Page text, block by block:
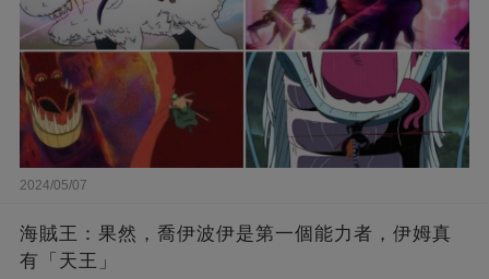
2024/05/07
海賊王：果然，喬伊波伊是第一個能力者，伊姆真
有「天王」